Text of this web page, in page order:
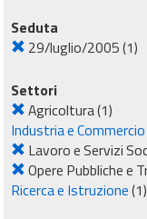
Seduta
29/luglio/2005(1)
Settori
Agricoltura(1)
Industria e
Lavoro e Servizi
Opere Pubbliche e
Ricerca e Istruzione(1)